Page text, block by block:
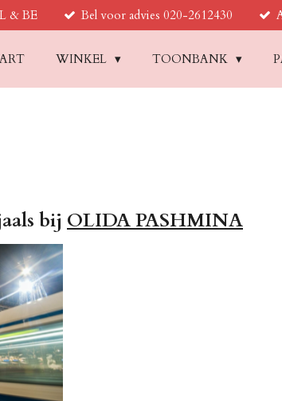
& BE Bel voor advies 020-2612430
WINKEL TOONBANK
bij OLIDA PASHMINA